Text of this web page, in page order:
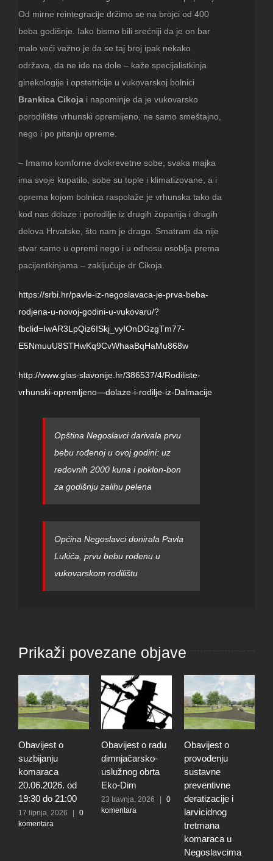
Od mirne reintegracije držimo se na brojci od 400
beba godišnje. Iako bismo bili srećniji da je on bar
malo veći važno je da se taj broj ipak nekako
održava, da ne ide na dole – kaže specijalistkinja
ginekologije i opstetricije u vukovarskoj bolnici
Brankica Cikoja i napominje da je vukovarsko
porodilište vrhunski opremljeno, ne samo smeštajno,
nego i po pitanju opreme.
– Imamo komforne dvokrevetne sobe, svaka majka
ima svoje kupatilo, sobe su tople i klimatizovane, a i
oprema kojom bolnica raspolaže je vrhunska tako da
kod nas dolaze i porodilje iz drugih županija i drugih
delova Hrvatske, što nam je drago. Smatram da nije
stvar samo u opremi nego i u odnosu osoblja prema
pacijentkinjama – zaključuje dr Cikoja.
https://srbi.hr/pavle-iz-negoslavaca-je-prva-beba-
rodjena-u-novoj-godini-u-vukovaru/?
fbclid=IwAR3LpQiz6ISkj_vyIOnDGzgTm77-
E5NmuuU8STHwKq9CvWhaaBqHaMu868w
http://www.glas-slavonije.hr/386537/4/Rodiliste-
vrhunski-opremljeno—dolaze-i-rodilje-iz-Dalmacije
Opština Negoslavci darivala prvu
bebu rođenoj u ovoj godini: uz
redovnih 2000 kuna i poklon-bon
za godišnju zalihu pelena
Općina Negoslavci donirala Pavla
Lukića, prvu bebu rođenu u
vukovarskom rodilištu
Prikaži povezane objave
Obavijest o
suzbijanju
komaraca
20.06.2026. od
19:30 do 21:00
17 lipnja, 2026 |
0
komentara
Obavijest o radu
dimnjačarsko-
uslužnog obrta
Eko-Dim
23 travnja, 2026 |
0
komentara
Obavijest o
provođenju
sustavne
preventivne
deratizacije i
larvicidnog
tretmana
komaraca u
Negoslavcima